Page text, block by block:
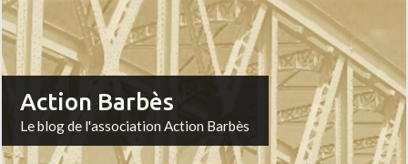
Action Barbès
Le blog de l'association Action Barbès